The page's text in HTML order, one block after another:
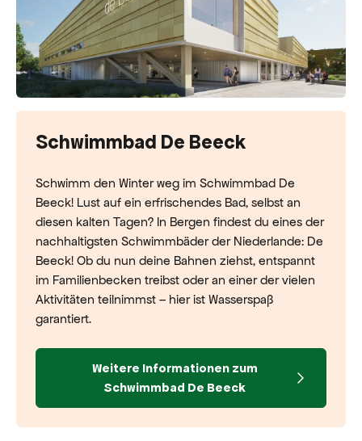
Schwimmbad De Beeck
Schwimm den Winter weg im Schwimmbad De
Beeck! Lust auf ein erfrischendes Bad, selbst an
diesen kalten Tagen? In Bergen findest du eines der
nachhaltigsten Schwimmbäder der Niederlande: De
Beeck! Ob du nun deine Bahnen ziehst, entspannt
im Familienbecken treibst oder an einer der vielen
Aktivitäten teilnimmst – hier ist Wasserspaß
garantiert.
Weitere Informationen zum
Schwimmbad De Beeck